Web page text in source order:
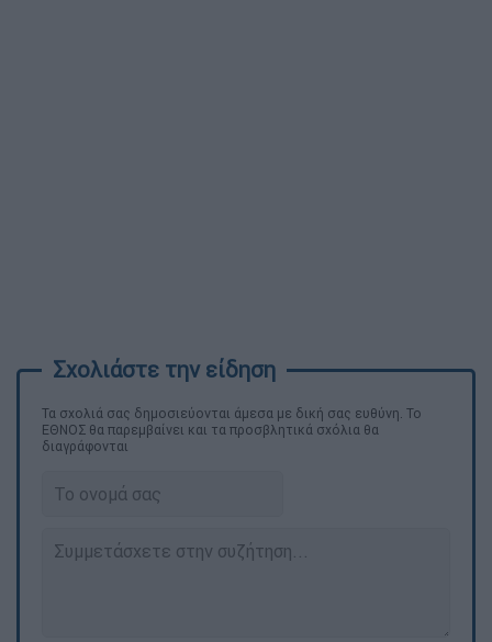
Τα σχολιά σας δημοσιεύονται άμεσα με δική σας ευθύνη. Το
ΕΘΝΟΣ θα παρεμβαίνει και τα προσβλητικά σχόλια θα
διαγράφονται